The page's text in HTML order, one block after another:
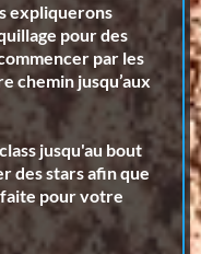
expliquerons
pour des
par les
chemin jusqu’aux
jusqu'au bout
des stars afin que
pour votre